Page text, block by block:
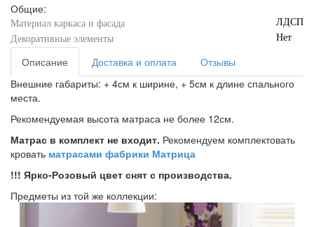
Общие:
Материал каркаса и фасада
ЛДСП
Декоративные элементы
Нет
Описание Доставка и оплата
Отзывы
Внешние габариты: + 4см к ширине, + 5см к длине спального
места.
Рекомендуемая высота матраса не более 12см.
Матрас в комплект не входит. Рекомендуем комплектовать
кровать матрасами фабрики Матрица
!!! Ярко-Розовый цвет снят с производства.
Предметы из той же коллекции: